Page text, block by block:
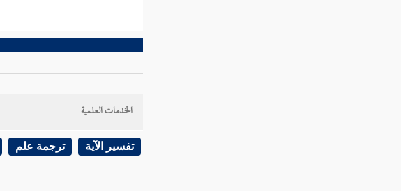
الخدمات العلمية
تفسير الآية ترجمة علم